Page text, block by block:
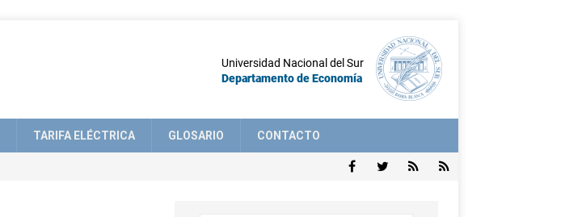
TARIFA ELÉCTRICA GLOSARIO CONTACTO